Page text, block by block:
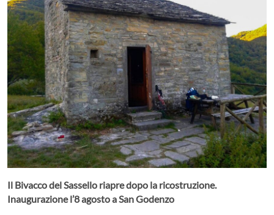
Il Bivacco del Sassello riapre dopo la ricostruzione.
Inaugurazione l’8 agosto a San Godenzo